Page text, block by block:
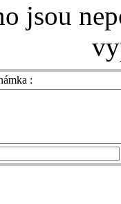
jsou
: